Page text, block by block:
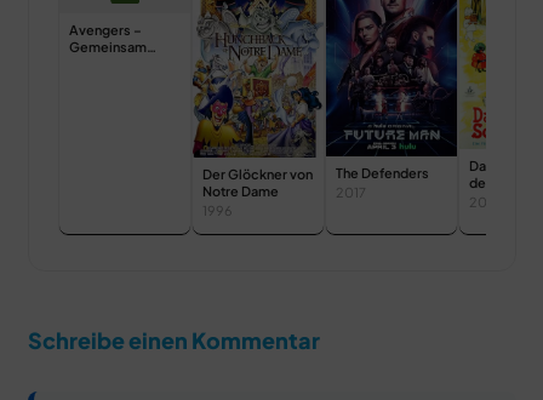
Avengers –
Gemeinsam
Der Glöckner von
Notre Dame
1996
The Defenders
2017
Das
den
2006
Schreibe einen Kommentar